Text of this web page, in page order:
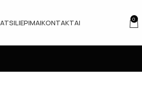
ATSILIEPIMAIKONTAKTAI 0